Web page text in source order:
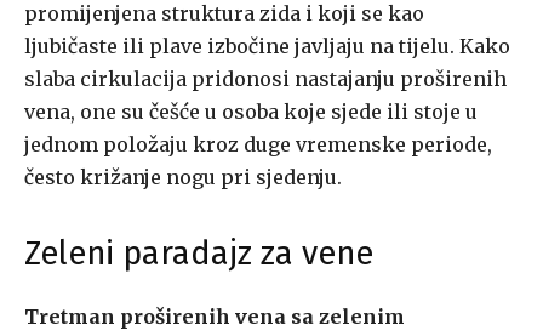
promijenjena struktura zida i koji se kao
ljubičaste ili plave izbočine javljaju na tijelu. Kako
slaba cirkulacija pridonosi nastajanju proširenih
vena, one su češće u osoba koje sjede ili stoje u
jednom položaju kroz duge vremenske periode,
često križanje nogu pri sjedenju.
Zeleni paradajz za vene
Tretman proširenih vena sa zelenim